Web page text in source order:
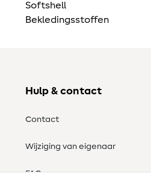
Softshell
Bekledingsstoffen
Hulp & contact
Contact
Wijziging van eigenaar
FAQ